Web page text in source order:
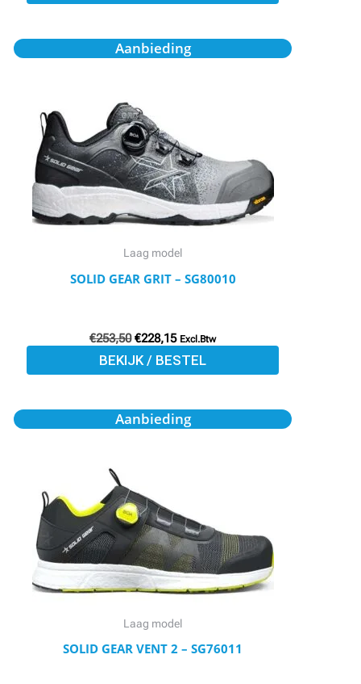
Aanbieding
Laag model
SOLID GEAR GRIT – SG80010
€253,50
Oorspronkelijke
prijs
€228,15
Huidige
prijs
Excl.Btw
BEKIJK / BESTEL
Dit
variaties.
Deze
optie
kan
gekozen
worden
Aanbieding
Laag model
SOLID GEAR VENT 2 – SG76011
Oorspronkelijke
prijs
Huidige
prijs
Dit
variaties.
Deze
optie
kan
gekozen
worden